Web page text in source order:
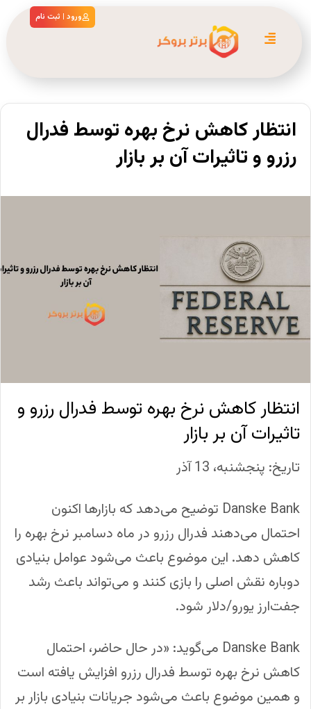
ورود | ثبت نام
انتظار کاهش نرخ بهره توسط فدرال
رزرو و تاثیرات آن بر بازار
انتظار کاهش نرخ بهره توسط فدرال رزرو و
تاثیرات آن بر بازار
تاریخ: پنجشنبه، 13 آذر
Danske Bank توضیح می‌دهد که بازارها اکنون
احتمال می‌دهند فدرال رزرو در ماه دسامبر نرخ بهره را
کاهش دهد. این موضوع باعث می‌شود عوامل بنیادی
دوباره نقش اصلی را بازی کنند و می‌تواند باعث رشد
جفت‌ارز یورو/دلار شود.
Danske Bank می‌گوید: «در حال حاضر، احتمال
کاهش نرخ بهره توسط فدرال رزرو افزایش یافته است
و همین موضوع باعث می‌شود جریانات بنیادی بازار بر